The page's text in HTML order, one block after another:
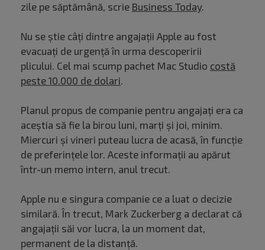
zile pe săptămână, scrie Business Today.
Nu se știe câți dintre angajații Apple au fost
evacuați de urgență în urma descoperirii
plicului. Cel mai scump pachet Mac Studio costă
peste 10.000 de dolari.
Planul propus de companie pentru angajați era ca
aceștia să fie la birou luni, marți și joi, minim.
Miercuri și vineri puteau lucra de acasă, în funcție
de preferințele lor. Aceste informații au apărut
într-un memo intern, anul trecut.
Apple nu e singura companie ce a luat o decizie
similară. În trecut, Mark Zuckerberg a declarat că
angajații săi vor lucra, la un moment dat,
permanent de la distanță.